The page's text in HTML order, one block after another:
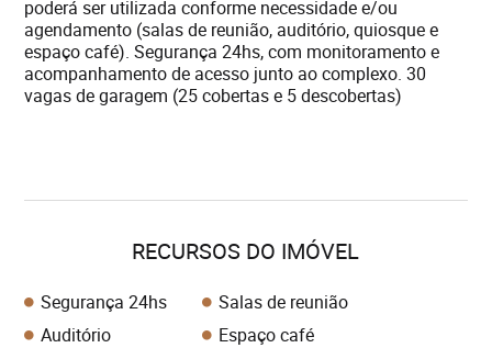
poderá ser utilizada conforme necessidade e/ou
agendamento (salas de reunião, auditório, quiosque e
espaço café). Segurança 24hs, com monitoramento e
acompanhamento de acesso junto ao complexo. 30
vagas de garagem (25 cobertas e 5 descobertas)
RECURSOS DO IMÓVEL
Segurança 24hs
Salas de reunião
Auditório
Espaço café